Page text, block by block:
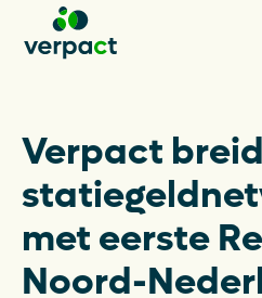
Over ons
Resultaten
Verpact
met eerste
Noord-